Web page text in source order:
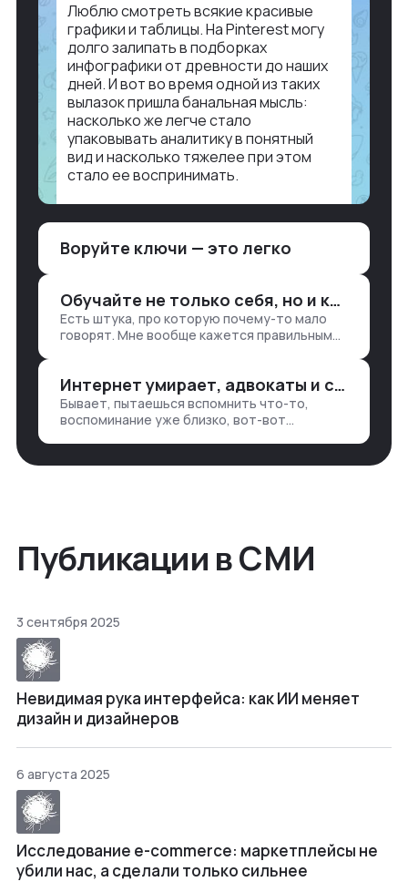
Люблю смотреть всякие красивые
графики и таблицы. На Pinterest могу
долго залипать в подборках
инфографики от древности до наших
дней. И вот во время одной из таких
вылазок пришла банальная мысль:
насколько же легче стало
упаковывать аналитику в понятный
вид и насколько тяжелее при этом
стало ее воспринимать.
аналитикой лет 15 назад, нужно было:
продажи, заявки, прогресс по проекту
— все ручками
Воруйте ключи — это легко
Обучайте не только себя, но и клиентов
Есть штука, про которую почему-то мало
говорят. Мне вообще кажется правильным
хватаешь у клиента: е…
Интернет умирает, адвокаты и судьи в растерянности, а я хочу песню
Бывает, пытаешься вспомнить что-то,
воспоминание уже близко, вот-вот
неделями, если сильно не повезе…
Публикации в СМИ
3 сентября 2025
Невидимая рука интерфейса: как ИИ меняет
дизайн и дизайнеров
6 августа 2025
Исследование e-commerce: маркетплейсы не
убили нас, а сделали только сильнее